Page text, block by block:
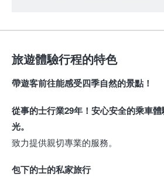
旅遊體驗行程的特色
帶遊客前往能感受四季自然的景點！
從事的士行業29年！安心安全的乘車
光。
致力提供親切專業的服務。
包下的士的私家旅行